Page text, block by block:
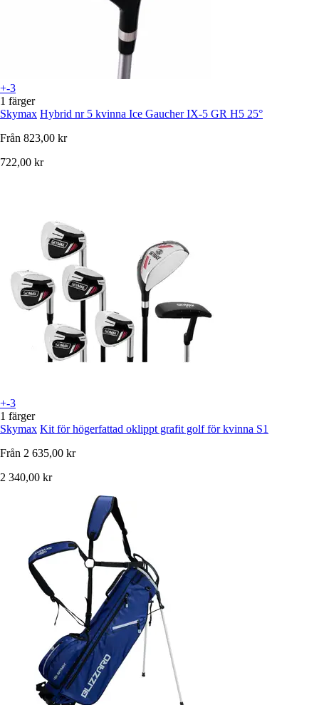
+-3
1 färger
Skymax Hybrid nr 5 kvinna Ice Gaucher IX-5 GR H5 25°
Från 823,00 kr
722,00 kr
+-3
1 färger
Skymax Kit för högerfattad oklippt grafit golf för kvinna S1
Från 2 635,00 kr
2 340,00 kr